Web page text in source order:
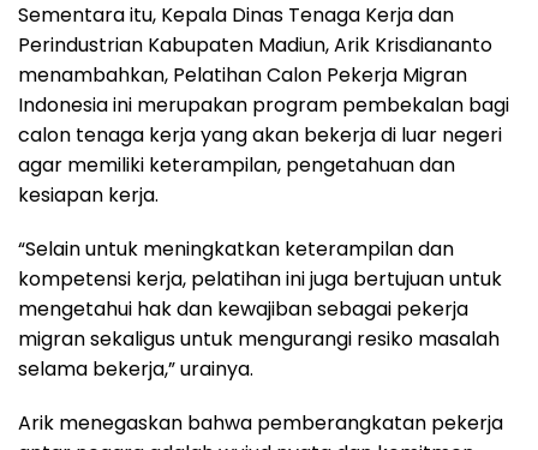
Sementara itu, Kepala Dinas Tenaga Kerja dan
Perindustrian Kabupaten Madiun, Arik Krisdiananto
menambahkan, Pelatihan Calon Pekerja Migran
Indonesia ini merupakan program pembekalan bagi
calon tenaga kerja yang akan bekerja di luar negeri
agar memiliki keterampilan, pengetahuan dan
kesiapan kerja.
“Selain untuk meningkatkan keterampilan dan
kompetensi kerja, pelatihan ini juga bertujuan untuk
mengetahui hak dan kewajiban sebagai pekerja
migran sekaligus untuk mengurangi resiko masalah
selama bekerja,” urainya.
Arik menegaskan bahwa pemberangkatan pekerja